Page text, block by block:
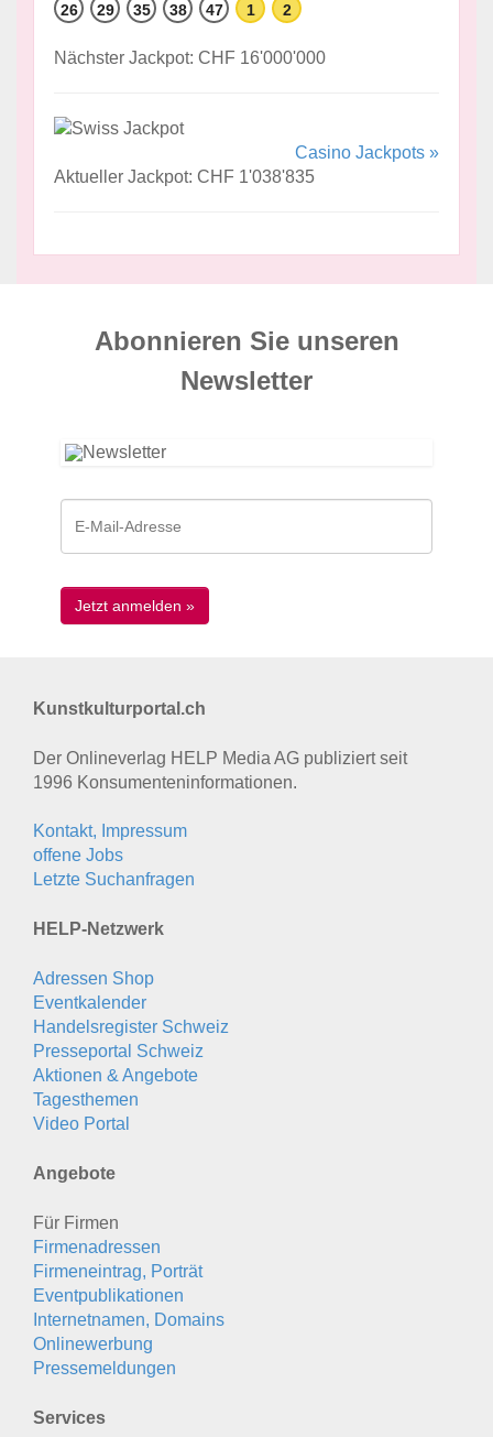
26 29 35 38 47 1 2
Nächster Jackpot: CHF 16'000'000
Casino Jackpots »
Aktueller Jackpot: CHF 1'038'835
Abonnieren Sie unseren
News­letter
Kunstkulturportal.ch
Der Onlineverlag HELP Media AG publiziert seit
1996 Konsumenten­informationen.
Kontakt, Impressum
offene Jobs
Letzte Suchanfragen
HELP-Netzwerk
Adressen Shop
Eventkalender
Handelsregister Schweiz
Presseportal Schweiz
Aktionen & Angebote
Tagesthemen
Video Portal
Angebote
Für Firmen
Firmenadressen
Firmeneintrag, Porträt
Eventpublikationen
Internetnamen, Domains
Onlinewerbung
Pressemeldungen
Services